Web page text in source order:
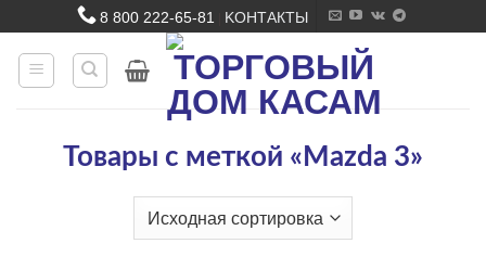
content
8 800 222-65-81 KОНТАКТЫ
Товары с меткой «Mazda 3»